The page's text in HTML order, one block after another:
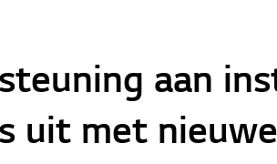
aan
uit met nieuwe